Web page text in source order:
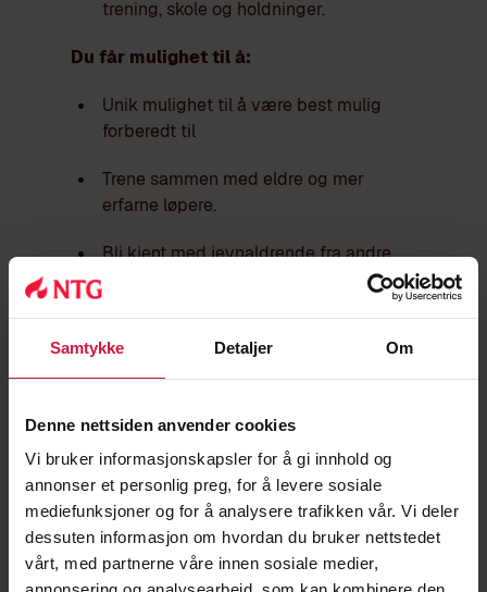
Samtykke Detaljer Om
Denne nettsiden anvender cookies
Vi bruker informasjonskapsler for å gi innhold og
annonser et personlig preg, for å levere sosiale
mediefunksjoner og for å analysere trafikken vår. Vi deler
dessuten informasjon om hvordan du bruker nettstedet
vårt, med partnerne våre innen sosiale medier,
trening, skole og holdninger.
Du får mulighet til å:
Unik mulighet til å være best mulig
forberedt til
Trene sammen med eldre og mer
erfarne løpere.
Bli kjent med jevnaldrende fra andre
Geilo.
i desember og april.